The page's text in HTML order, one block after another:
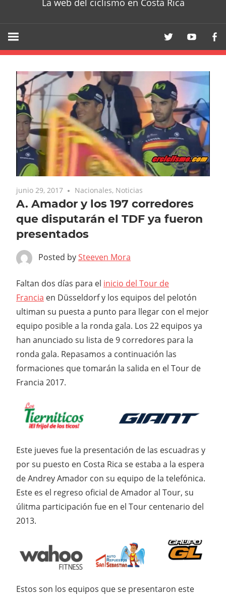
La web del ciclismo en Costa Rica
junio 29, 2017 Nacionales, Noticias
A. Amador y los 197 corredores
que disputarán el TDF ya fueron
presentados
Posted bySteeven Mora
Faltan dos días para el inicio del Tour de
Francia en Düsseldorf y los equipos del pelotón
ultiman su puesta a punto para llegar con el mejor
equipo posible a la ronda gala. Los 22 equipos ya
han anunciado su lista de 9 corredores para la
ronda gala. Repasamos a continuación las
formaciones que tomarán la salida en el Tour de
Francia 2017.
Este jueves fue la presentación de las escuadras y
por su puesto en Costa Rica se estaba a la espera
de Andrey Amador con su equipo de la telefónica.
Este es el regreso oficial de Amador al Tour, su
úlitma participación fue en el Tour centenario del
2013.
Estos son los equipos que se presentaron este